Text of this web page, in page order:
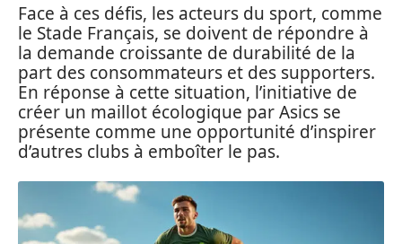
Face à ces défis, les acteurs du sport, comme
le Stade Français, se doivent de répondre à
la demande croissante de durabilité de la
part des consommateurs et des supporters.
En réponse à cette situation, l’initiative de
créer un maillot écologique par Asics se
présente comme une opportunité d’inspirer
d’autres clubs à emboîter le pas.